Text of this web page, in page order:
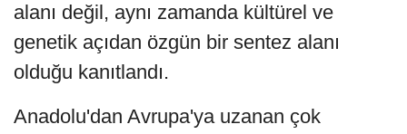
alanı değil, aynı zamanda kültürel ve
genetik açıdan özgün bir sentez alanı
olduğu kanıtlandı.
Anadolu'dan Avrupa'ya uzanan çok